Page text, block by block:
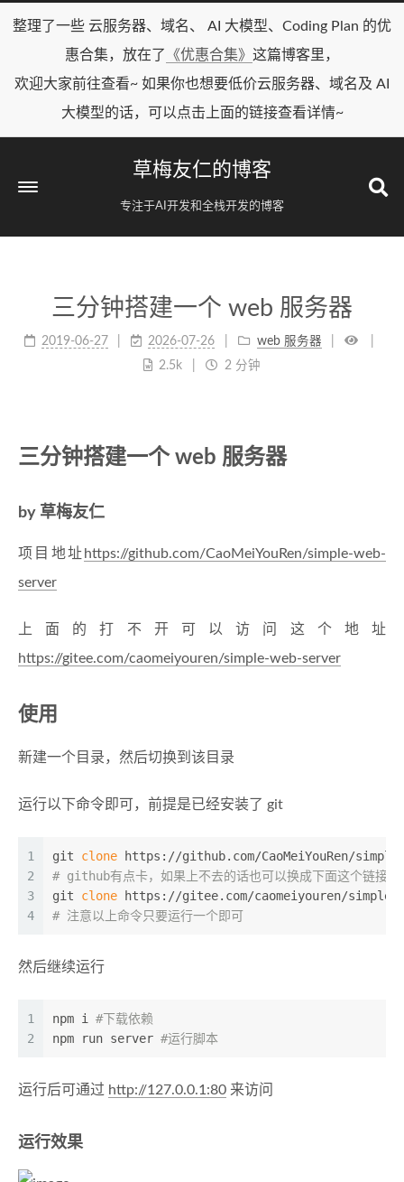
整理了一些 云服务器、域名、 AI 大模型、Coding Plan 的优
惠合集，放在了
《优惠合集》 这篇博客里，
欢迎大家前往查看~ 如果你也想要低价云服务器、域名及 AI
大模型的话，可以点击上面的链接查看详情~
草梅友仁的博客
专注于AI开发和全栈开发的博客
三分钟搭建一个 web 服务器
2019-06-27 2026-07-26
web 服务器
2.5k
2 分钟
三分钟搭建一个 web 服务器
by 草梅友仁
项目地址 https://github.com/CaoMeiYouRen/simple-web-
server
上面的打不开可以访问这个地址
https://gitee.com/caomeiyouren/simple-web-server
使用
新建一个目录，然后切换到该目录
运行以下命令即可，前提是已经安装了 git
1
2
3
4
git clone https://github.com/CaoMeiYouRen/
# github有点卡，如果上不去的话也可以换成下面这个链接
git clone https://gitee.com/caomeiyouren/
# 注意以上命令只要运行一个即可
然后继续运行
1
2
npm i #下载依赖
npm run server #运行脚本
运行后可通过 http://127.0.0.1:80 来访问
运行效果